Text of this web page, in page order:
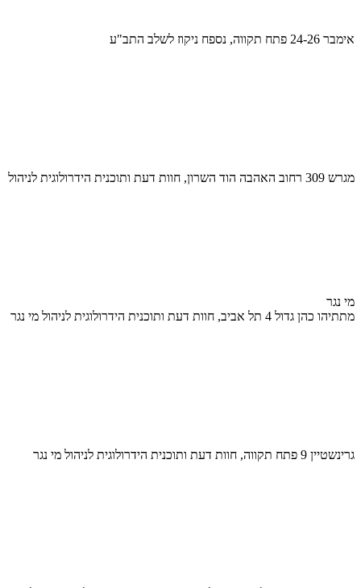
אימבר 24-26 פתח תקווה, נספח ניקוז לשלב התב"ע
מגרש 309 רחוב האהבה הוד השרון, חוות דעת ותוכנית הידרולוגית לניהול
מי נגר
מתתיהו כהן גדול 4 תל אביב, חוות דעת ותוכנית הידרולוגית לניהול מי נגר
גרינשטיין 9 פתח תקווה, חוות דעת ותוכנית הידרולוגית לניהול מי נגר